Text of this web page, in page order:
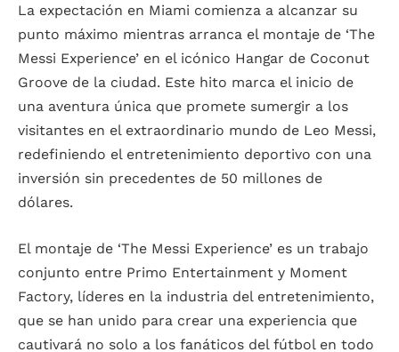
La expectación en Miami comienza a alcanzar su
punto máximo mientras arranca el montaje de ‘The
Messi Experience’ en el icónico Hangar de Coconut
Groove de la ciudad. Este hito marca el inicio de
una aventura única que promete sumergir a los
visitantes en el extraordinario mundo de Leo Messi,
redefiniendo el entretenimiento deportivo con una
inversión sin precedentes de 50 millones de
dólares.
El montaje de ‘The Messi Experience’ es un trabajo
conjunto entre Primo Entertainment y Moment
Factory, líderes en la industria del entretenimiento,
que se han unido para crear una experiencia que
cautivará no solo a los fanáticos del fútbol en todo